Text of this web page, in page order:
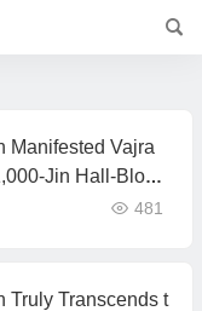
Manifested Vajra
Jin Hall-Blocki
Holy Miracles T
481
Truly Transcends t